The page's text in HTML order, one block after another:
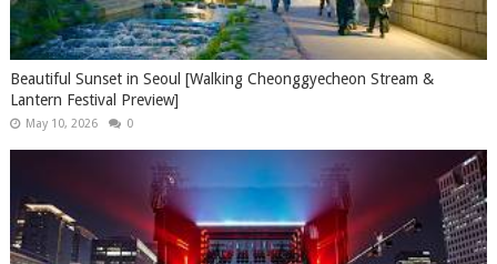
Beautiful Sunset in Seoul [Walking Cheonggyecheon Stream &
Lantern Festival Preview]
May 10, 2026 0